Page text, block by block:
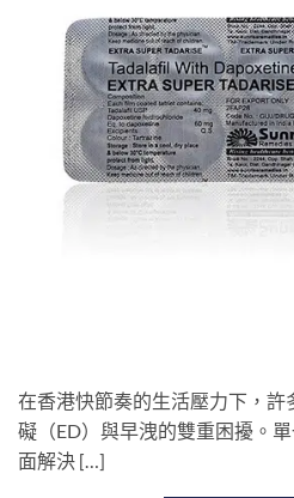
在香港快節奏的生活壓力下，
礙（ED）與早洩的雙重困擾。
面解決 […]